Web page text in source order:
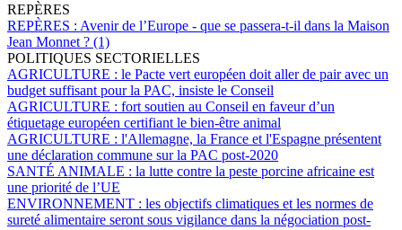
REPÈRES
REPÈRES : Avenir de l’Europe - que se passera-t-il dans la Maison
Jean Monnet ? (1)
POLITIQUES SECTORIELLES
AGRICULTURE : le Pacte vert européen doit aller de pair avec un
budget suffisant pour la PAC, insiste le Conseil
AGRICULTURE : fort soutien au Conseil en faveur d’un
étiquetage européen certifiant le bien-être animal
AGRICULTURE : l'Allemagne, la France et l'Espagne présentent
une déclaration commune sur la PAC post-2020
SANTÉ ANIMALE : la lutte contre la peste porcine africaine est
une priorité de l’UE
ENVIRONNEMENT : les objectifs climatiques et les normes de
sureté alimentaire seront sous vigilance dans la négociation post-